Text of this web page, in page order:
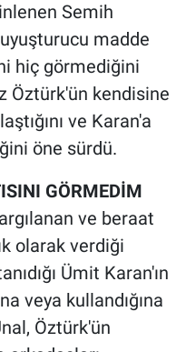
Semih
madde
hiç görmediğini
Öztürk'ün kendisine
ve Karan'a
öne sürdü.
GÖRMEDİM
ve beraat
olarak verdiği
Ümit Karan'ın
veya kullandığına
Öztürk'ün